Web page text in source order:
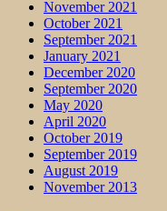
November 2021
October 2021
September 2021
January 2021
December 2020
September 2020
May 2020
April 2020
October 2019
September 2019
August 2019
November 2013